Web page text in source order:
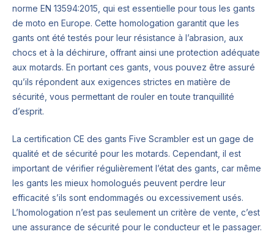
norme EN 13594:2015, qui est essentielle pour tous les gants
de moto en Europe. Cette homologation garantit que les
gants ont été testés pour leur résistance à l’abrasion, aux
chocs et à la déchirure, offrant ainsi une protection adéquate
aux motards. En portant ces gants, vous pouvez être assuré
qu’ils répondent aux exigences strictes en matière de
sécurité, vous permettant de rouler en toute tranquillité
d’esprit.
La certification CE des gants Five Scrambler est un gage de
qualité et de sécurité pour les motards. Cependant, il est
important de vérifier régulièrement l’état des gants, car même
les gants les mieux homologués peuvent perdre leur
efficacité s’ils sont endommagés ou excessivement usés.
L’homologation n’est pas seulement un critère de vente, c’est
une assurance de sécurité pour le conducteur et le passager.